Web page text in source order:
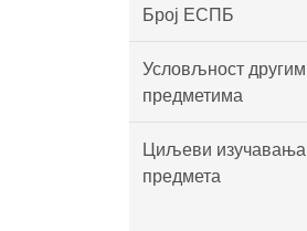
Број ЕСПБ
Условљност другим
предметима
Циљеви изучавања
предмета